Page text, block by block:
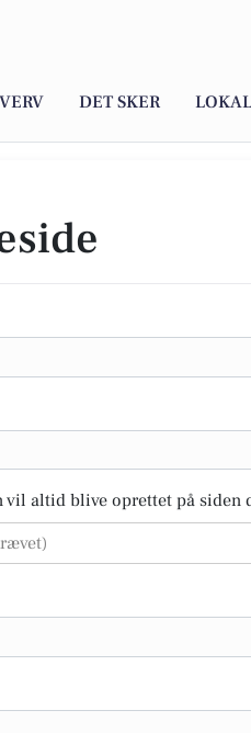
DET SKER
altid blive oprettet på siden